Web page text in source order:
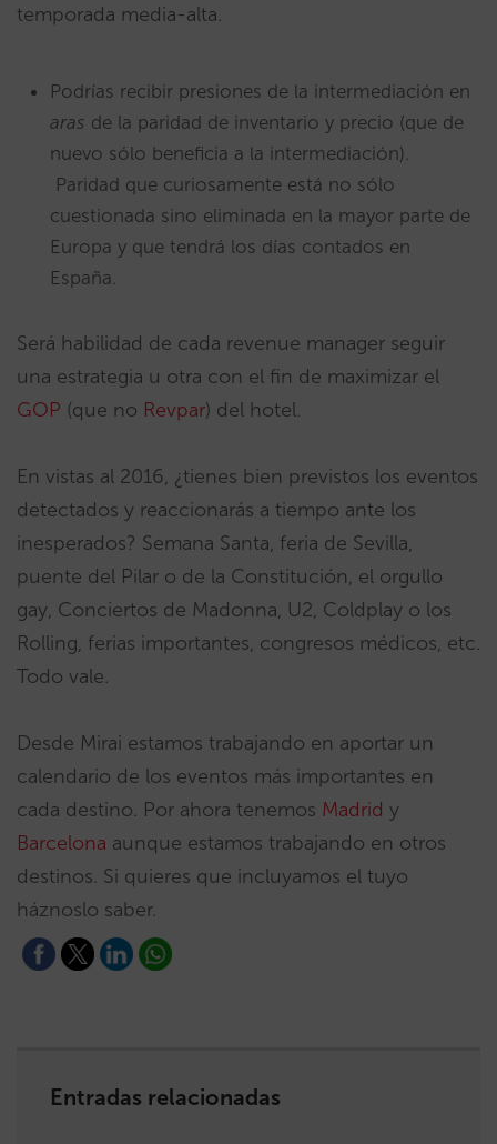
temporada media-alta.
Podrías recibir presiones de la intermediación en
aras de la paridad de inventario y precio (que de
nuevo sólo beneficia a la intermediación).
Paridad que curiosamente está no sólo
cuestionada sino eliminada en la mayor parte de
Europa y que tendrá los días contados en
España.
Será habilidad de cada revenue manager seguir
una estrategia u otra con el fin de maximizar el
GOP (que no Revpar) del hotel.
En vistas al 2016, ¿tienes bien previstos los eventos
detectados y reaccionarás a tiempo ante los
inesperados? Semana Santa, feria de Sevilla,
puente del Pilar o de la Constitución, el orgullo
gay, Conciertos de Madonna, U2, Coldplay o los
Rolling, ferias importantes, congresos médicos, etc.
Todo vale.
Desde Mirai estamos trabajando en aportar un
calendario de los eventos más importantes en
cada destino. Por ahora tenemos Madrid y
Barcelona aunque estamos trabajando en otros
destinos. Si quieres que incluyamos el tuyo
háznoslo saber.
Entradas relacionadas